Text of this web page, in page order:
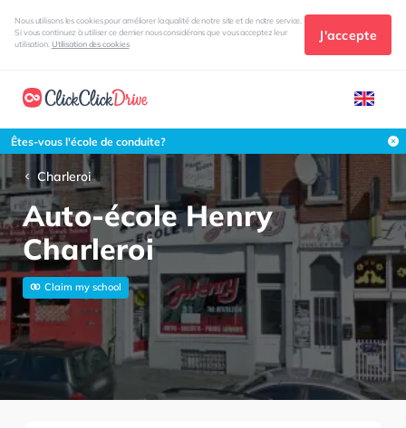
Nous utilisons les cookies pour améliorer la qualité de notre site et de notre service.
Si vous continuez à utiliser ce dernier nous considérons que vous acceptez leur
utilisation. Utilisation des cookies
J'accepte
Êtes-vous l'école de conduite?
Charleroi
Auto-école Henry
Charleroi
Claim my school